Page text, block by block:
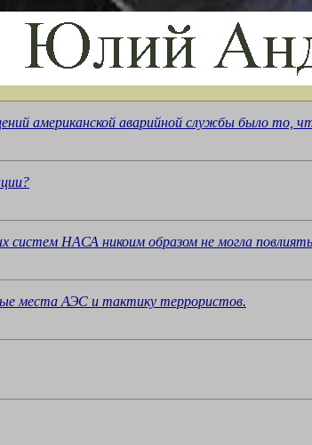
американской аварийной службы было то,
систем НАСА никоим образом не могла
места АЭС и тактику террористов.